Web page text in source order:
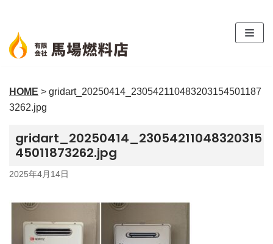
ン
テ
ン
へ
ス
ッ
プ
HOME > gridart_20250414_230542110483203154501187
3262.jpg
gridart_20250414_23054211048320315
45011873262.jpg
2025年4月14日